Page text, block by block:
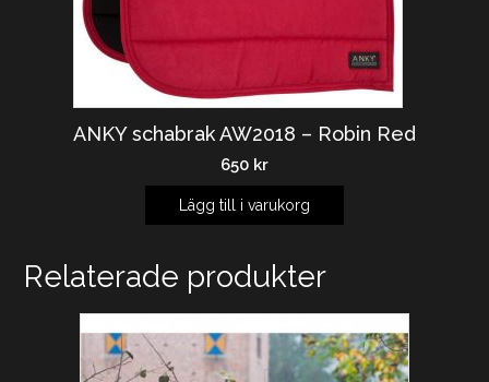
ANKY schabrak AW2018 – Robin Red
650 kr
Lägg till i varukorg
Relaterade produkter